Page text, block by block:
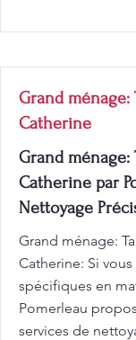
Grand ménage:
Catherine
Grand ménage:
Catherine par
Nettoyage
Grand ménage:
Catherine: Si
spécifiques en
Pomerleau
services de